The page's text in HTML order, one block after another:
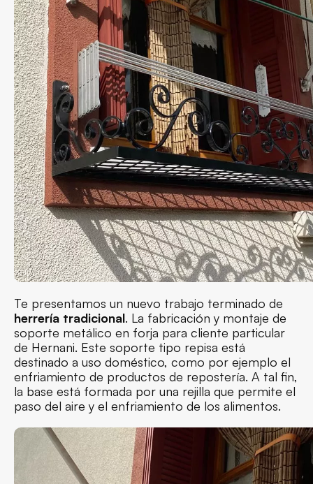
Te presentamos un nuevo trabajo terminado de
herrería tradicional. La fabricación y montaje de
soporte metálico en forja para cliente particular
de Hernani. Este soporte tipo repisa está
destinado a uso doméstico, como por ejemplo el
enfriamiento de productos de repostería. A tal fin,
la base está formada por una rejilla que permite el
paso del aire y el enfriamiento de los alimentos.